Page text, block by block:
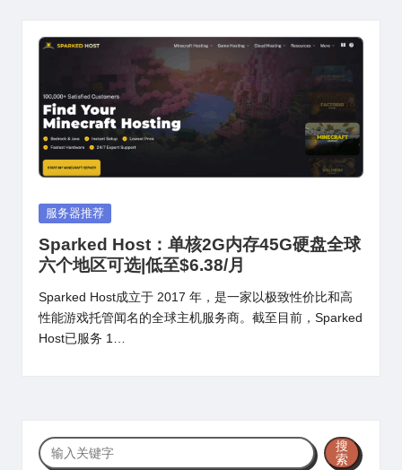
Posted
服务器推荐
Sparked Host：单核2G内存45G硬盘全球
六个地区可选|低至$6.38/月
Sparked Host成立于 2017 年，是一家以极致性价比和高
性能游戏托管闻名的全球主机服务商。截至目前，Sparked
Host已服务 1…
搜
索
搜
索